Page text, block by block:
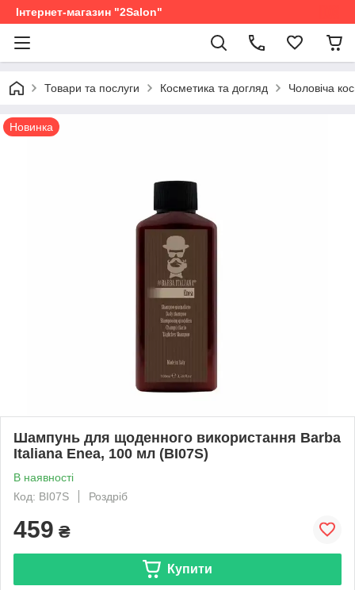
Інтернет-магазин "2Salon"
Товари та послуги Косметика та догляд Чоловіча
Новинка
Шампунь для щоденного використання Barba
Italiana Enea, 100 мл (BI07S)
В наявності
Код: BI07S
Роздріб
459 ₴
Купити